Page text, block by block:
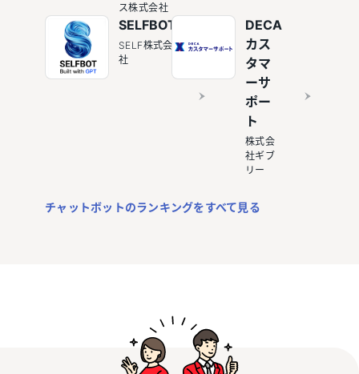
ス株式会社
SELFBOT
SELF株式会
社
DECA
カス
タマ
ーサ
ポー
ト
株式会
社ギブ
リー
チャットボットのランキングをすべて見る